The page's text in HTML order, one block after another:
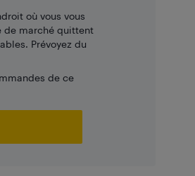
où vous vous
de marché quittent
Prévoyez du
de ce